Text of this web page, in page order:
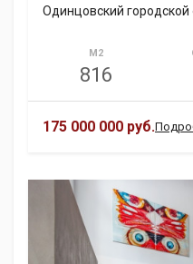
Одинцовский
М2
816
175 000 000 руб.